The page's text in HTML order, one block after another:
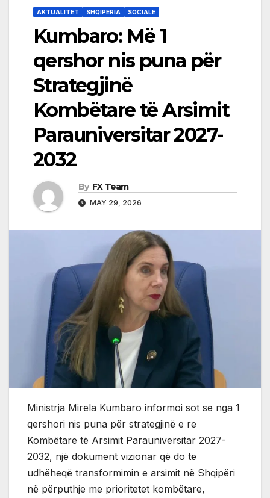
AKTUALITET SHQIPERIA SOCIALE
Kumbaro: Më 1
qershor nis puna për
Strategjinë
Kombëtare të Arsimit
Parauniversitar 2027-
2032
By FX Team
MAY 29, 2026
Ministrja Mirela Kumbaro informoi sot se nga 1
qershori nis puna për strategjinë e re
Kombëtare të Arsimit Parauniversitar 2027-
2032, një dokument vizionar që do të
udhëheqë transformimin e arsimit në Shqipëri
në përputhje me prioritetet kombëtare,